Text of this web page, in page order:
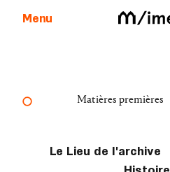
Menu
Matières premières
Le Lieu de l'archive